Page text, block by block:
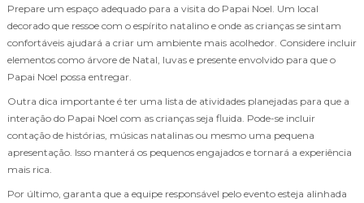
Prepare um espaço adequado para a visita do Papai Noel. Um local
decorado que ressoe com o espírito natalino e onde as crianças se sintam
confortáveis ajudará a criar um ambiente mais acolhedor. Considere incluir
elementos como árvore de Natal, luvas e presente envolvido para que o
Papai Noel possa entregar.
Outra dica importante é ter uma lista de atividades planejadas para que a
interação do Papai Noel com as crianças seja fluida. Pode-se incluir
contação de histórias, músicas natalinas ou mesmo uma pequena
apresentação. Isso manterá os pequenos engajados e tornará a experiência
mais rica.
Por último, garanta que a equipe responsável pelo evento esteja alinhada